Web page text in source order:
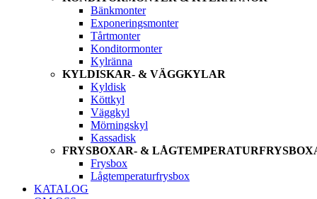
Bänkmonter
Exponeringsmonter
Tårtmonter
Konditormonter
Kylränna
KYLDISKAR- & VÄGGKYLAR
Kyldisk
Köttkyl
Väggkyl
Mörningskyl
Kassadisk
FRYSBOXAR- &
Frysbox
Lågtemperaturfrysbox
KATALOG